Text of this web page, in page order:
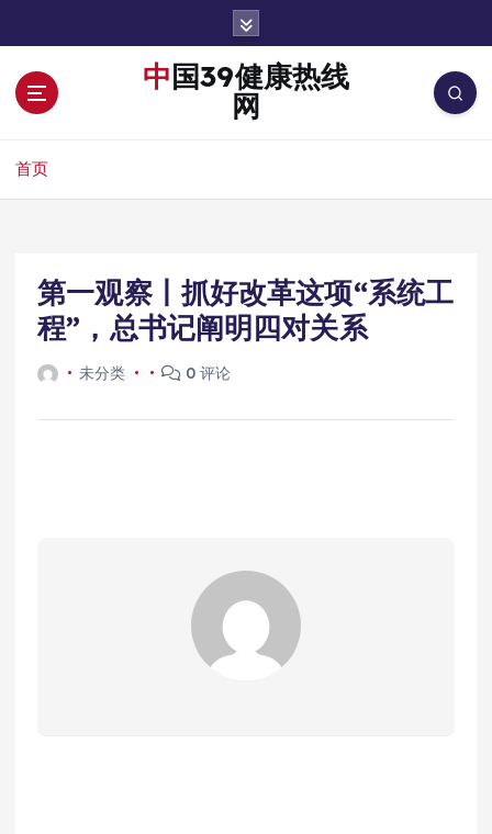
中国39健康热线
网
首页
第一观察丨抓好改革这项“系统工
程”，总书记阐明四对关系
未分类 0 评论